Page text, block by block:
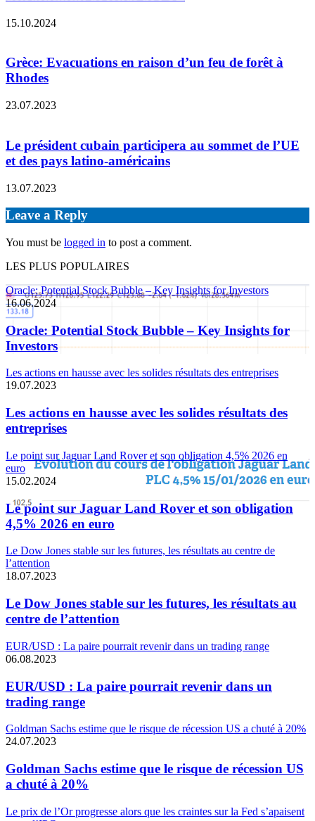
15.10.2024
Grèce: Evacuations en raison d’un feu de forêt à
Rhodes
23.07.2023
Le président cubain participera au sommet de l’UE
et des pays latino-américains
13.07.2023
Leave a Reply
You must be logged in to post a comment.
LES PLUS POPULAIRES
Oracle: Potential Stock Bubble – Key Insights for Investors
16.06.2024
Oracle: Potential Stock Bubble – Key Insights for
Investors
Les actions en hausse avec les solides résultats des entreprises
19.07.2023
Les actions en hausse avec les solides résultats des
entreprises
Le point sur Jaguar Land Rover et son obligation 4,5% 2026 en
euro
15.02.2024
Le point sur Jaguar Land Rover et son obligation
4,5% 2026 en euro
Le Dow Jones stable sur les futures, les résultats au centre de
l’attention
18.07.2023
Le Dow Jones stable sur les futures, les résultats au
centre de l’attention
EUR/USD : La paire pourrait revenir dans un trading range
06.08.2023
EUR/USD : La paire pourrait revenir dans un
trading range
Goldman Sachs estime que le risque de récession US a chuté à 20%
24.07.2023
Goldman Sachs estime que le risque de récession US
a chuté à 20%
Le prix de l’Or progresse alors que les craintes sur la Fed s’apaisent